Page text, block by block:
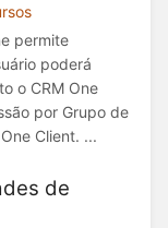
permite
poderá
o CRM One
por Grupo de
Client. ...
de